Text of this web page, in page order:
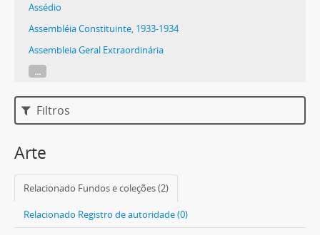
Assédio
Assembléia Constituinte, 1933-1934
Assembleia Geral Extraordinária
...
Filtros
Arte
Relacionado Fundos e coleções (2)
Relacionado Registro de autoridade (0)